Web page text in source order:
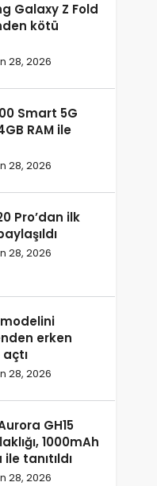
Galaxy Z Fold
kötü
28, 2026
Smart 5G
RAM ile
28, 2026
Pro’dan ilk
28, 2026
modelini
erken
28, 2026
GH15
1000mAh
tanıtıldı
28, 2026